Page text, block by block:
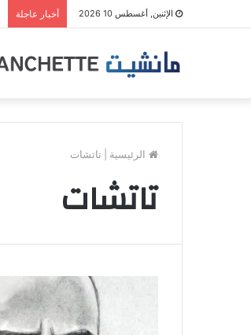
الإثنين, أغسطس 10 2026 أخبار عاجلة
الرئيسية تاتشات
تاتشات